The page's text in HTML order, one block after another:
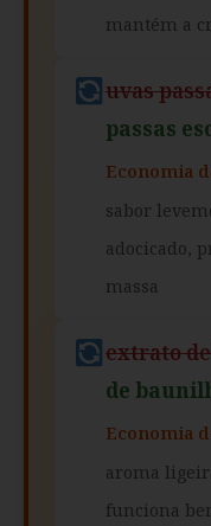
mantém a
uvas
passas
Economia
sabor
adocicado,
massa
extrato
de
Economia
aroma
funciona